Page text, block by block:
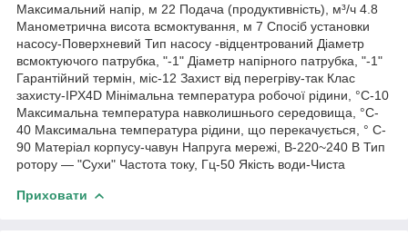
Максимальний напір, м 22 Подача (продуктивність), м³/ч 4.8
Манометрична висота всмоктування, м 7 Спосіб установки
насосу-Поверхневий Тип насосу -відцентрований Діаметр
всмоктуючого патрубка, "-1" Діаметр напірного патрубка, "-1"
Гарантійний термін, міс-12 Захист від перегріву-так Клас
захисту-IPX4D Мінімальна температура робочої рідини, °C-10
Максимальна температура навколишнього середовища, °C-
40 Максимальна температура рідини, що перекачується, ° C-
90 Матеріал корпусу-чавун Напруга мережі, В-220~240 В Тип
ротору — "Сухи" Частота току, Гц-50 Якість води-Чиста
Приховати